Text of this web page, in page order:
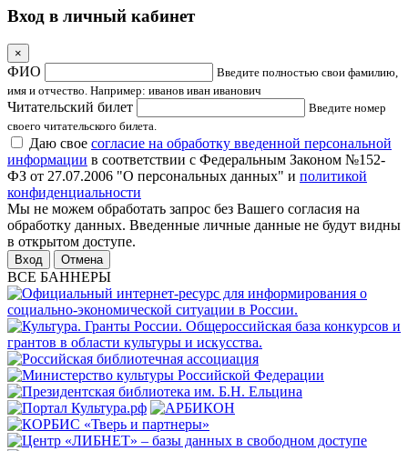
Вход в личный кабинет
×
ФИО
Введите полностью свои фамилию,
имя и отчество. Например: иванов иван иванович
Читательский билет
Введите номер
своего читательского билета.
Даю свое согласие на обработку введенной персональной
информации в соответствии с Федеральным Законом №152-
ФЗ от 27.07.2006 "О персональных данных" и политикой
конфиденциальности
Мы не можем обработать запрос без Вашего согласия на
обработку данных. Введенные личные данные не будут видны
в открытом доступе.
Отмена
ВСЕ БАННЕРЫ